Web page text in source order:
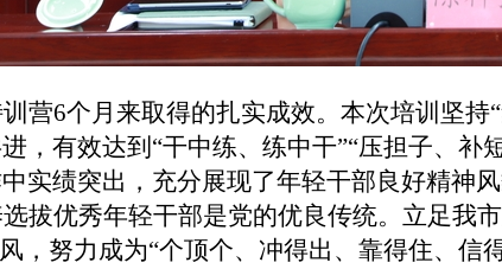
营6个月来取得的扎实成效。本次培训坚
，有效达到“干中练、练中干”“压担子、
实绩突出，充分展现了年轻干部良好精神风
拔优秀年轻干部是党的优良传统。立足我
，努力成为“个顶个、冲得出、靠得住、信